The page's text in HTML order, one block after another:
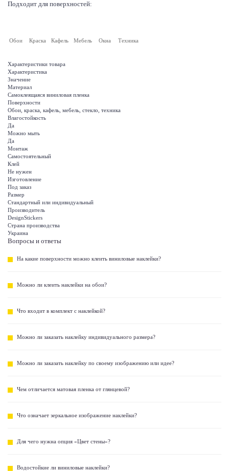
Подходит для поверхностей:
Обои Краска Кафель Мебель Окна Техника
Характеристики товара
Характеристика
Значение
Материал
Самоклеящаяся виниловая пленка
Поверхности
Обои, краска, кафель, мебель, стекло, техника
Влагостойкость
Да
Можно мыть
Да
Монтаж
Самостоятельный
Клей
Не нужен
Изготовление
Под заказ
Размер
Стандартный или индивидуальный
Производитель
DesignStickers
Страна производства
Украина
Вопросы и ответы
На какие поверхности можно клеить виниловые наклейки?
Можно ли клеить наклейки на обои?
Что входит в комплект с наклейкой?
Можно ли заказать наклейку индивидуального размера?
Можно ли заказать наклейку по своему изображению или идее?
Чем отличается матовая пленка от глянцевой?
Что означает зеркальное изображение наклейки?
Для чего нужна опция «Цвет стены»?
Водостойкие ли виниловые наклейки?